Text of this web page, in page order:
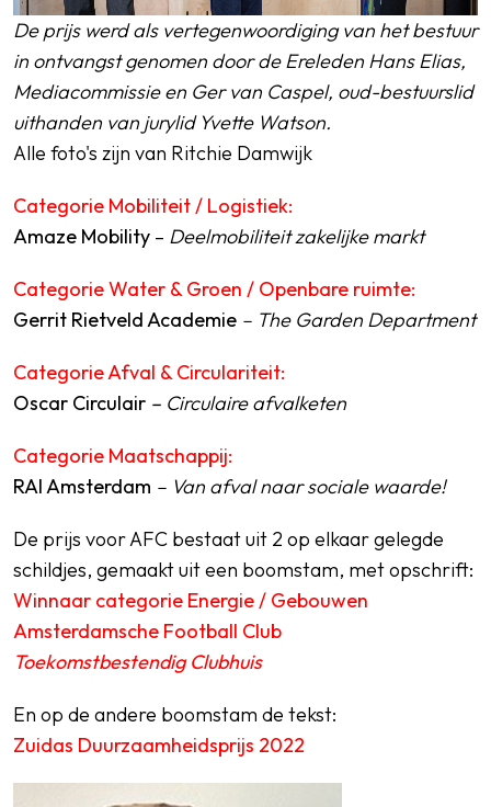
De prijs werd als vertegenwoordiging van het bestuur
in ontvangst genomen door de Ereleden Hans Elias,
Mediacommissie en Ger van Caspel, oud-bestuurslid
uithanden van jurylid Yvette Watson.
Alle foto's zijn van Ritchie Damwijk
Categorie Mobiliteit / Logistiek:
Amaze Mobility – Deelmobiliteit zakelijke markt
Categorie Water & Groen / Openbare ruimte:
Gerrit Rietveld Academie – The Garden Department
Categorie Afval & Circulariteit:
Oscar Circulair – Circulaire afvalketen
Categorie Maatschappij:
RAI Amsterdam – Van afval naar sociale waarde!
De prijs voor AFC bestaat uit 2 op elkaar gelegde
schildjes, gemaakt uit een boomstam, met opschrift:
Winnaar categorie Energie / Gebouwen
Amsterdamsche Football Club
Toekomstbestendig Clubhuis
En op de andere boomstam de tekst:
Zuidas Duurzaamheidsprijs 2022